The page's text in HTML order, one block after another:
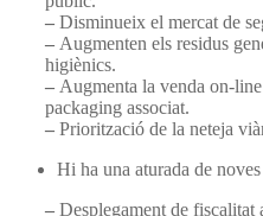
– Disminueix el mercat de
– Augmenten els residus
higiènics.
– Augmenta la venda on-
packaging associat.
– Priorització de la neteja
Hi ha una aturada de
– Desplegament de fiscalitat